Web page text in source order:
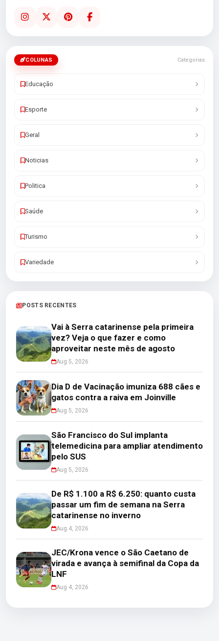
COLUNAS Categorias
Educação
Esporte
Geral
Noticias
Politica
Saúde
Turismo
Variedade
POSTS RECENTES
Vai à Serra catarinense pela primeira
vez? Veja o que fazer e como
aproveitar neste mês de agosto
Aug 5, 2026
Dia D de Vacinação imuniza 688 cães e
gatos contra a raiva em Joinville
Aug 5, 2026
São Francisco do Sul implanta
telemedicina para ampliar atendimento
pelo SUS
Aug 5, 2026
De R$ 1.100 a R$ 6.250: quanto custa
passar um fim de semana na Serra
catarinense no inverno
Aug 4, 2026
JEC/Krona vence o São Caetano de
virada e avança à semifinal da Copa da
LNF
Aug 4, 2026